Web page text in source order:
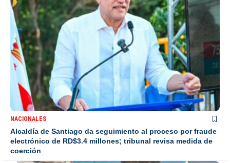
NACIONALES
Alcaldía de Santiago da seguimiento al proceso por fraude
electrónico de RD$3.4 millones; tribunal revisa medida de
coerción